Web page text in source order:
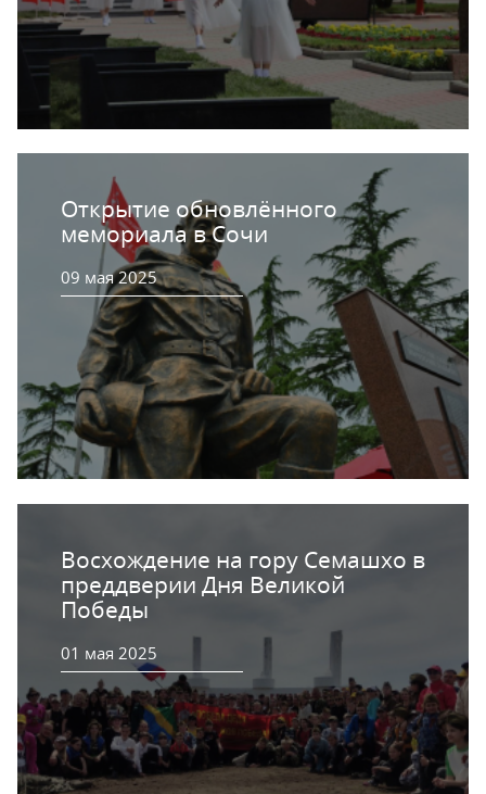
Открытие обновлённого
мемориала в Сочи
09 мая 2025
Восхождение на гору Семашхо в
преддверии Дня Великой
Победы
01 мая 2025